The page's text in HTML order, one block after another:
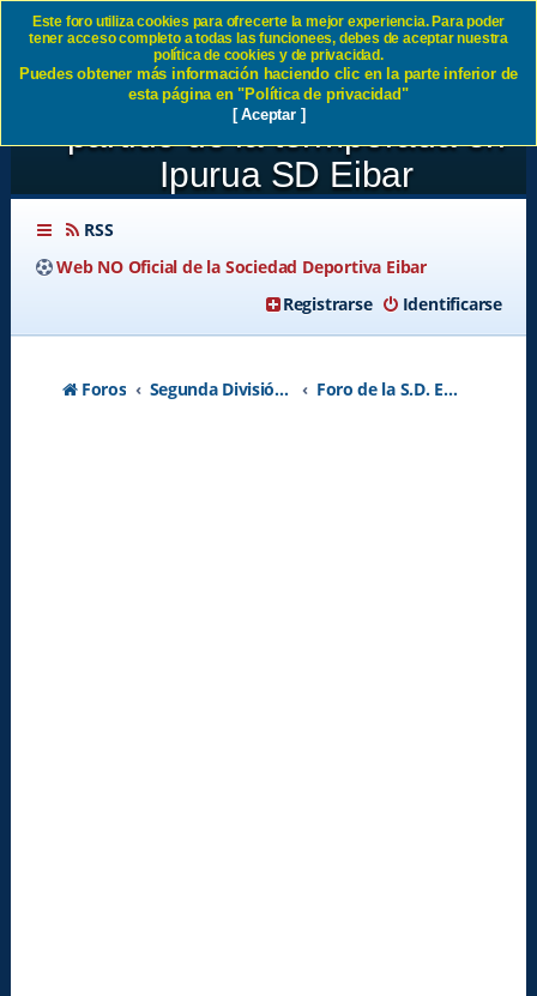
Jornada 41: SD Éibar 2-0
Cordoba CF Muy buen ultimo
partido de la termporada en
Ipurua SD Eibar
RSS
Web NO Oficial de la Sociedad Deportiva Eibar
Identificarse
Registrarse
Foros Segunda División A - Temporada 2026-2027 Foro de la S.D. Eibar
Este foro utiliza cookies para ofrecerte la mejor experiencia. Para poder
tener acceso completo a todas las funcionees, debes de aceptar nuestra
política de cookies y de privacidad.
Puedes obtener más información haciendo clic en la parte inferior de
esta página en "Política de privacidad"
[ Aceptar ]